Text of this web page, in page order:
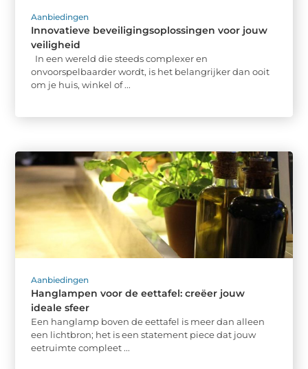
Aanbiedingen
Innovatieve beveiligingsoplossingen voor jouw
veiligheid
In een wereld die steeds complexer en
onvoorspelbaarder wordt, is het belangrijker dan ooit
om je huis, winkel of ...
Aanbiedingen
Hanglampen voor de eettafel: creëer jouw
ideale sfeer
Een hanglamp boven de eettafel is meer dan alleen
een lichtbron; het is een statement piece dat jouw
eetruimte compleet ...